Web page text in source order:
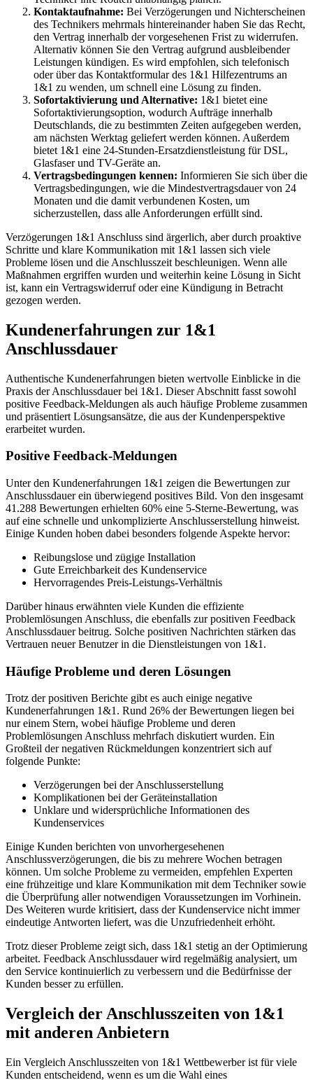
Kontaktaufnahme: Bei Verzögerungen und Nichterscheinen
des Technikers mehrmals hintereinander haben Sie das Recht,
den Vertrag innerhalb der vorgesehenen Frist zu widerrufen.
Alternativ können Sie den Vertrag aufgrund ausbleibender
Leistungen kündigen. Es wird empfohlen, sich telefonisch
oder über das Kontaktformular des 1&1 Hilfezentrums an
1&1 zu wenden, um schnell eine Lösung zu finden.
Sofortaktivierung und Alternative: 1&1 bietet eine
Sofortaktivierungsoption, wodurch Aufträge innerhalb
Deutschlands, die zu bestimmten Zeiten aufgegeben werden,
am nächsten Werktag geliefert werden können. Außerdem
bietet 1&1 eine 24-Stunden-Ersatzdienstleistung für DSL,
Glasfaser und TV-Geräte an.
Vertragsbedingungen kennen: Informieren Sie sich über die
Vertragsbedingungen, wie die Mindestvertragsdauer von 24
Monaten und die damit verbundenen Kosten, um
sicherzustellen, dass alle Anforderungen erfüllt sind.
Verzögerungen 1&1 Anschluss sind ärgerlich, aber durch proaktive
Schritte und klare Kommunikation mit 1&1 lassen sich viele
Probleme lösen und die Anschlusszeit beschleunigen. Wenn alle
Maßnahmen ergriffen wurden und weiterhin keine Lösung in Sicht
ist, kann ein Vertragswiderruf oder eine Kündigung in Betracht
gezogen werden.
Kundenerfahrungen zur 1&1
Anschlussdauer
Authentische Kundenerfahrungen bieten wertvolle Einblicke in die
Praxis der Anschlussdauer bei 1&1. Dieser Abschnitt fasst sowohl
positive Feedback-Meldungen als auch häufige Probleme zusammen
und präsentiert Lösungsansätze, die aus der Kundenperspektive
erarbeitet wurden.
Positive Feedback-Meldungen
Unter den Kundenerfahrungen 1&1 zeigen die Bewertungen zur
Anschlussdauer ein überwiegend positives Bild. Von den insgesamt
41.288 Bewertungen erhielten 60% eine 5-Sterne-Bewertung, was
auf eine schnelle und unkomplizierte Anschlusserstellung hinweist.
Einige Kunden hoben dabei besonders folgende Aspekte hervor:
Reibungslose und zügige Installation
Gute Erreichbarkeit des Kundenservice
Hervorragendes Preis-Leistungs-Verhältnis
Darüber hinaus erwähnten viele Kunden die effiziente
Problemlösungen Anschluss, die ebenfalls zur positiven Feedback
Anschlussdauer beitrug. Solche positiven Nachrichten stärken das
Vertrauen neuer Benutzer in die Dienstleistungen von 1&1.
Häufige Probleme und deren Lösungen
Trotz der positiven Berichte gibt es auch einige negative
Kundenerfahrungen 1&1. Rund 26% der Bewertungen liegen bei
nur einem Stern, wobei häufige Probleme und deren
Problemlösungen Anschluss mehrfach diskutiert wurden. Ein
Großteil der negativen Rückmeldungen konzentriert sich auf
folgende Punkte:
Verzögerungen bei der Anschlusserstellung
Komplikationen bei der Geräteinstallation
Unklare und widersprüchliche Informationen des
Kundenservices
Einige Kunden berichten von unvorhergesehenen
Anschlussverzögerungen, die bis zu mehrere Wochen betragen
können. Um solche Probleme zu vermeiden, empfehlen Experten
eine frühzeitige und klare Kommunikation mit dem Techniker sowie
die Überprüfung aller notwendigen Voraussetzungen im Vorhinein.
Des Weiteren wurde kritisiert, dass der Kundenservice nicht immer
eindeutige Antworten liefert, was die Unzufriedenheit erhöht.
Trotz dieser Probleme zeigt sich, dass 1&1 stetig an der Optimierung
arbeitet. Feedback Anschlussdauer wird regelmäßig analysiert, um
den Service kontinuierlich zu verbessern und die Bedürfnisse der
Kunden besser zu erfüllen.
Vergleich der Anschlusszeiten von 1&1
mit anderen Anbietern
Ein Vergleich Anschlusszeiten von 1&1 Wettbewerber ist für viele
Kunden entscheidend, wenn es um die Wahl eines